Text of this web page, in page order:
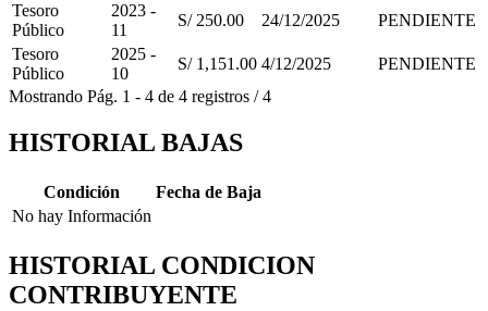
Tesoro
Público
2023 -
11
S/ 250.00 24/12/2025
PENDIENTE
Tesoro
Público
2025 -
10
S/ 1,151.00 4/12/2025
PENDIENTE
Mostrando Pág. 1 - 4 de 4 registros /4
HISTORIAL BAJAS
Condición
Fecha de Baja
No hay Información
HISTORIAL CONDICION
CONTRIBUYENTE